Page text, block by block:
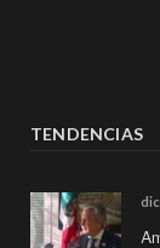
TENDENCIAS